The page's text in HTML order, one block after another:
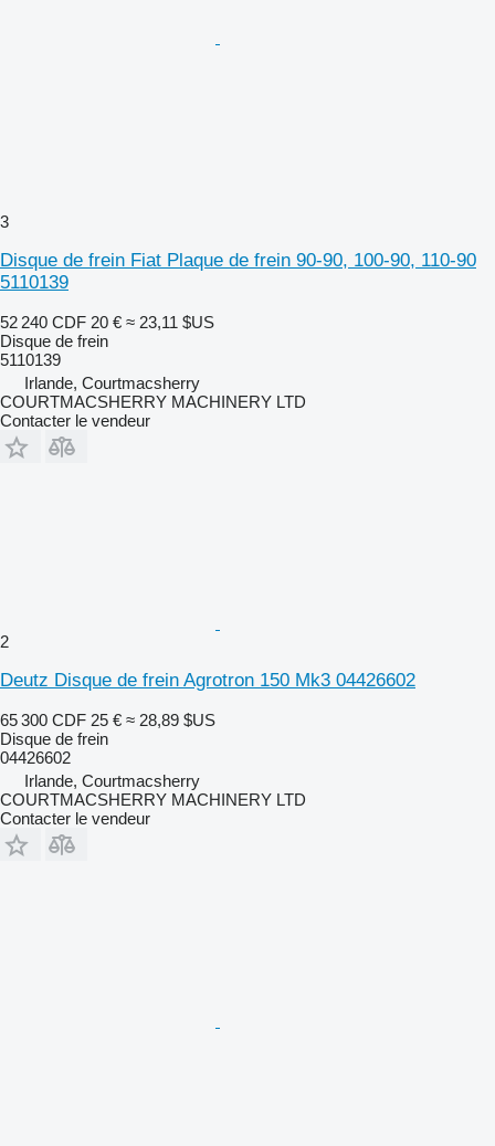
3
Disque de frein Fiat Plaque de frein 90-90, 100-90, 110-90
5110139
52 240 CDF 20 € ≈ 23,11 $US
Disque de frein
5110139
Irlande, Courtmacsherry
COURTMACSHERRY MACHINERY LTD
Contacter le vendeur
2
Deutz Disque de frein Agrotron 150 Mk3 04426602
65 300 CDF 25 € ≈ 28,89 $US
Disque de frein
04426602
Irlande, Courtmacsherry
COURTMACSHERRY MACHINERY LTD
Contacter le vendeur